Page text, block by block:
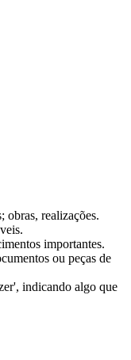
obras, realizações.
importantes.
ou peças de
indicando algo que